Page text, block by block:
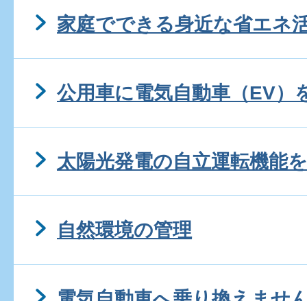
家庭でできる身近な省エネ
公用車に電気自動車（EV）
太陽光発電の自立運転機能
自然環境の管理